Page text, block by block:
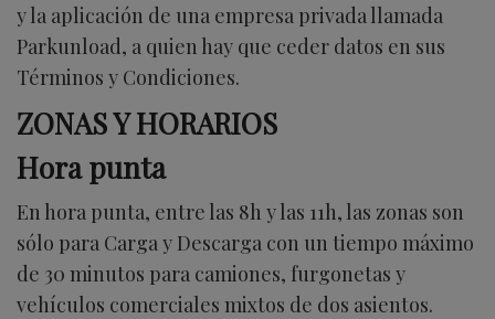
y la aplicación de una empresa privada llamada
Parkunload, a quien hay que ceder datos en sus
Términos y Condiciones.
ZONAS Y HORARIOS
Hora punta
En hora punta, entre las 8h y las 11h, las zonas son
sólo para Carga y Descarga con un tiempo máximo
de 30 minutos para camiones, furgonetas y
vehículos comerciales mixtos de dos asientos.